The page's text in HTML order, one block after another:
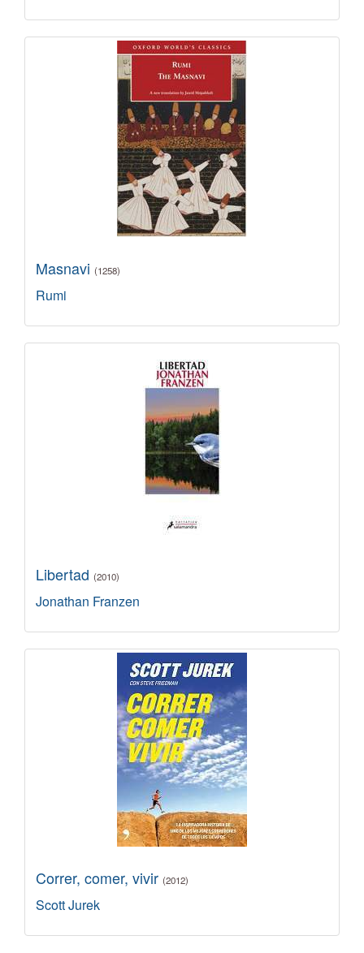
Masnavi (1258)
Rumi
Libertad (2010)
Jonathan Franzen
Correr, comer, vivir (2012)
Scott Jurek